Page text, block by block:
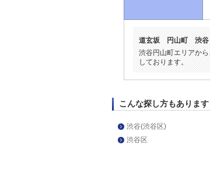
道玄坂 円山町 渋
渋谷円山町エリアか
しております。
こんな探し方もあります
渋谷(渋谷区)
渋谷区